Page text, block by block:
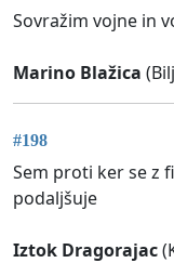
Sovražim vojne in
Marino Blažica
#198
Sem proti ker se z
podaljšuje
Iztok Dragorajac